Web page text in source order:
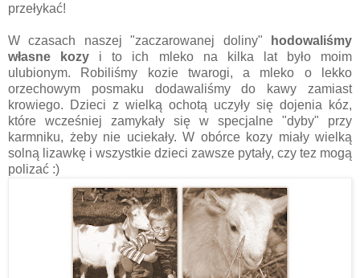
przełykać!
W czasach naszej "zaczarowanej doliny"
hodowaliśmy
własne kozy i to ich mleko na kilka lat było moim
ulubionym. Robiliśmy kozie twarogi, a mleko o lekko
orzechowym posmaku dodawaliśmy do kawy zamiast
krowiego. Dzieci z wielką ochotą uczyły się dojenia kóz,
które wcześniej zamykały się w specjalne "dyby" przy
karmniku, żeby nie uciekały. W obórce kozy miały wielką
solną lizawkę i wszystkie dzieci zawsze pytały, czy tez mogą
polizać :)